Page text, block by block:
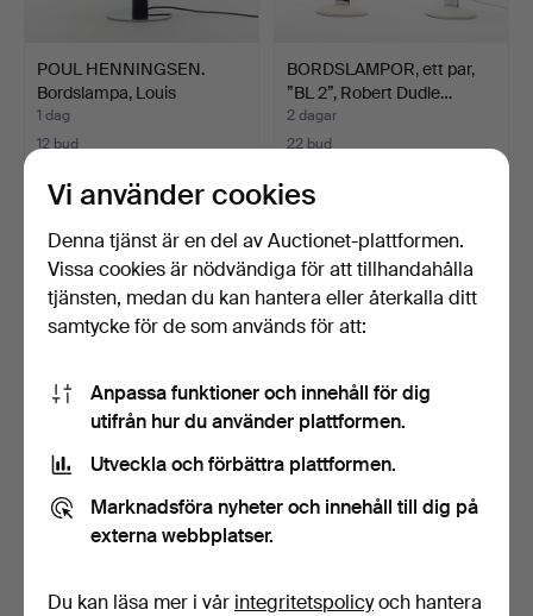
POUL HENNINGSEN.
Bordslampa, Louis
Poulsen…
1 dag
12 bud
BORDSLAMPOR, ett par,
”BL 2”, Robert Dudle…
2 dagar
22 bud
BORDSLAMPOR ett par
Royal Copenhagen
Danma…
2 dagar
BORDSLAMPOR, ett par,
3 dagar
Vi använder cookies
Denna tjänst är en del av Auctionet-plattformen.
Vissa cookies är nödvändiga för att tillhandahålla
tjänsten, medan du kan hantera eller återkalla ditt
samtycke för de som används för att:
Anpassa funktioner och innehåll för dig
utifrån hur du använder plattformen.
Utveckla och förbättra plattformen.
Marknadsföra nyheter och innehåll till dig på
externa webbplatser.
Du kan läsa mer i vår integritetspolicyoch hantera